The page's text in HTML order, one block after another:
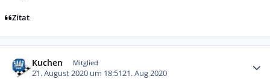
Zitat
Kuchen Mitglied
21. August 2020 um 18:5121. Aug 2020